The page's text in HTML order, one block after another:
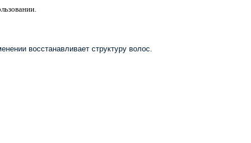
восстанавливает структуру волос.